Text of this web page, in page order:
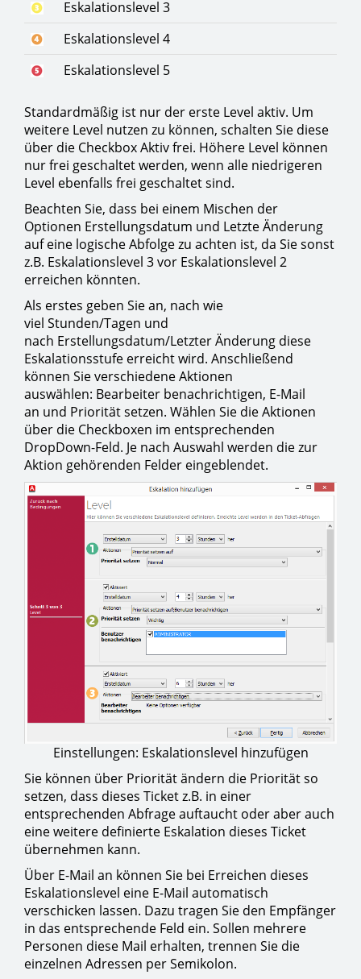
Eskalationslevel 3
Eskalationslevel 4
Eskalationslevel 5
Standardmäßig ist nur der erste Level aktiv. Um
weitere Level nutzen zu können, schalten Sie diese
über die Checkbox Aktiv frei. Höhere Level können
nur frei geschaltet werden, wenn alle niedrigeren
Level ebenfalls frei geschaltet sind.
Beachten Sie, dass bei einem Mischen der
Optionen Erstellungsdatum und Letzte Änderung
auf eine logische Abfolge zu achten ist, da Sie sonst
z.B. Eskalationslevel 3 vor Eskalationslevel 2
erreichen könnten.
Als erstes geben Sie an, nach wie
viel Stunden/Tagen und
nach Erstellungsdatum/Letzter Änderung diese
Eskalationsstufe erreicht wird. Anschließend
können Sie verschiedene Aktionen
auswählen: Bearbeiter benachrichtigen, E-Mail
an und Priorität setzen. Wählen Sie die Aktionen
über die Checkboxen im entsprechenden
DropDown-Feld. Je nach Auswahl werden die zur
Aktion gehörenden Felder eingeblendet.
Einstellungen: Eskalationslevel hinzufügen
Sie können über Priorität ändern die Priorität so
setzen, dass dieses Ticket z.B. in einer
entsprechenden Abfrage auftaucht oder aber auch
eine weitere definierte Eskalation dieses Ticket
übernehmen kann.
Über E-Mail an können Sie bei Erreichen dieses
Eskalationslevel eine E-Mail automatisch
verschicken lassen. Dazu tragen Sie den Empfänger
in das entsprechende Feld ein. Sollen mehrere
Personen diese Mail erhalten, trennen Sie die
einzelnen Adressen per Semikolon.